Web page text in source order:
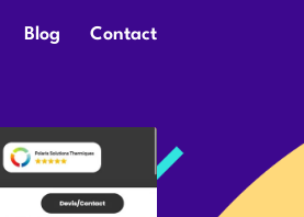
Blog Contact